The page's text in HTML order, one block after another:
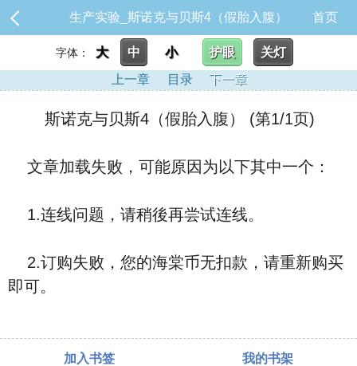
生产实验_斯诺克与贝斯4（假胎入腹） 首页
字体： 大 中 小 护眼
关灯
上一章
目录 下一章
斯诺克与贝斯4（假胎入腹） (第1/1页)
文章加载失败，可能原因为以下其中一个：
1.连线问题，请稍後再尝试连线。
2.订购失败，您的海棠币无扣款，请重新购买
即可。
加入书签 我的书架